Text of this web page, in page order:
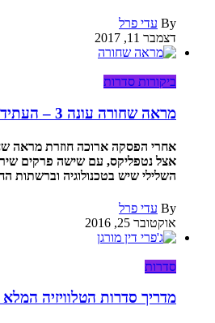
By עדי פרל
דצמבר 11, 2017
ביקורות סדרות
מראה שחורה עונה 3 – העתיד קודר יותר מתמיד
אחרי הפסקה ארוכה חוזרת מראה
אצל נטפליקס, עם שישה פרקים
השלילי שיש בטכנולוגיה וברשתות
By עדי פרל
אוקטובר 25, 2016
סדרות
מדריך סדרות הטלוויזיה המלא